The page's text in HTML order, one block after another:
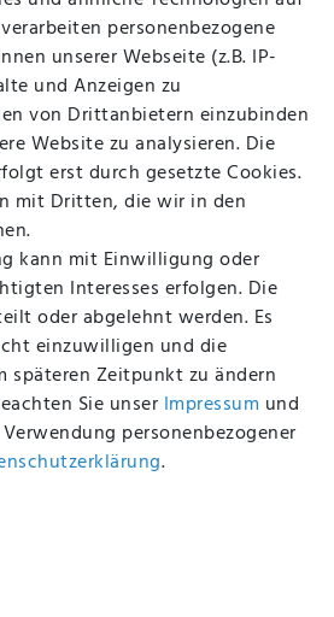
BEZAHLEN MIT
personenbezogene
unserer Webseite (z.B. IP-
und Anzeigen zu
von Drittanbietern einzubinden
Website zu analysieren. Die
erst durch gesetzte Cookies.
mit Dritten, die wir in den
kann mit Einwilligung oder
Interesses erfolgen. Die
oder abgelehnt werden. Es
einzuwilligen und die
späteren Zeitpunkt zu ändern
Sie unser Impressum und
personenbezogener
.